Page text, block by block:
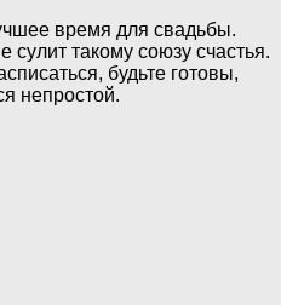
время для свадьбы.
такому союзу счастья.
будьте готовы,
непростой.